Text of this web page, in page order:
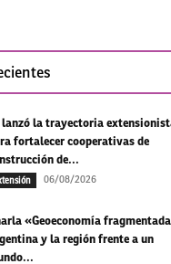
lanzó la trayectoria
fortalecer cooperativas de
de...
06/08/2026
«Geoeconomía
y la región frente a un